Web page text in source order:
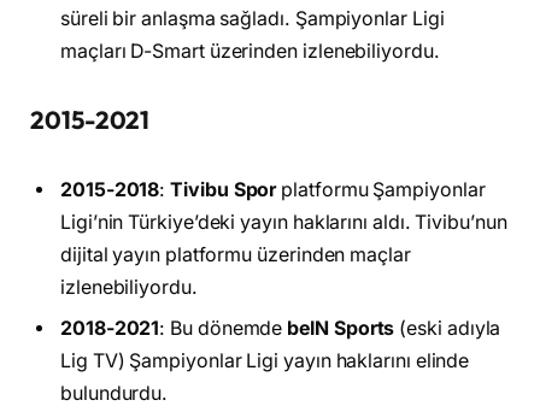
süreli bir anlaşma sağladı. Şampiyonlar Ligi
maçları D-Smart üzerinden izlenebiliyordu.
2015-2021
2015-2018:Tivibu Sporplatformu Şampiyonlar
Ligi’nin Türkiye’deki yayın haklarını aldı. Tivibu’nun
dijital yayın platformu üzerinden maçlar
izlenebiliyordu.
2018-2021: Bu dönemde beIN Sports (eski adıyla
Lig TV) Şampiyonlar Ligi yayın haklarını elinde
bulundurdu.